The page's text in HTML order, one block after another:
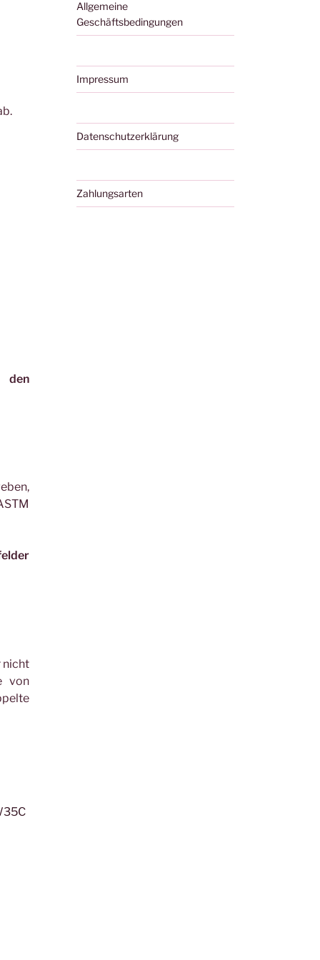
den
nicht
von
Allgemeine
Geschäftsbedingungen
Impressum
Datenschutzerklärung
Zahlungsarten